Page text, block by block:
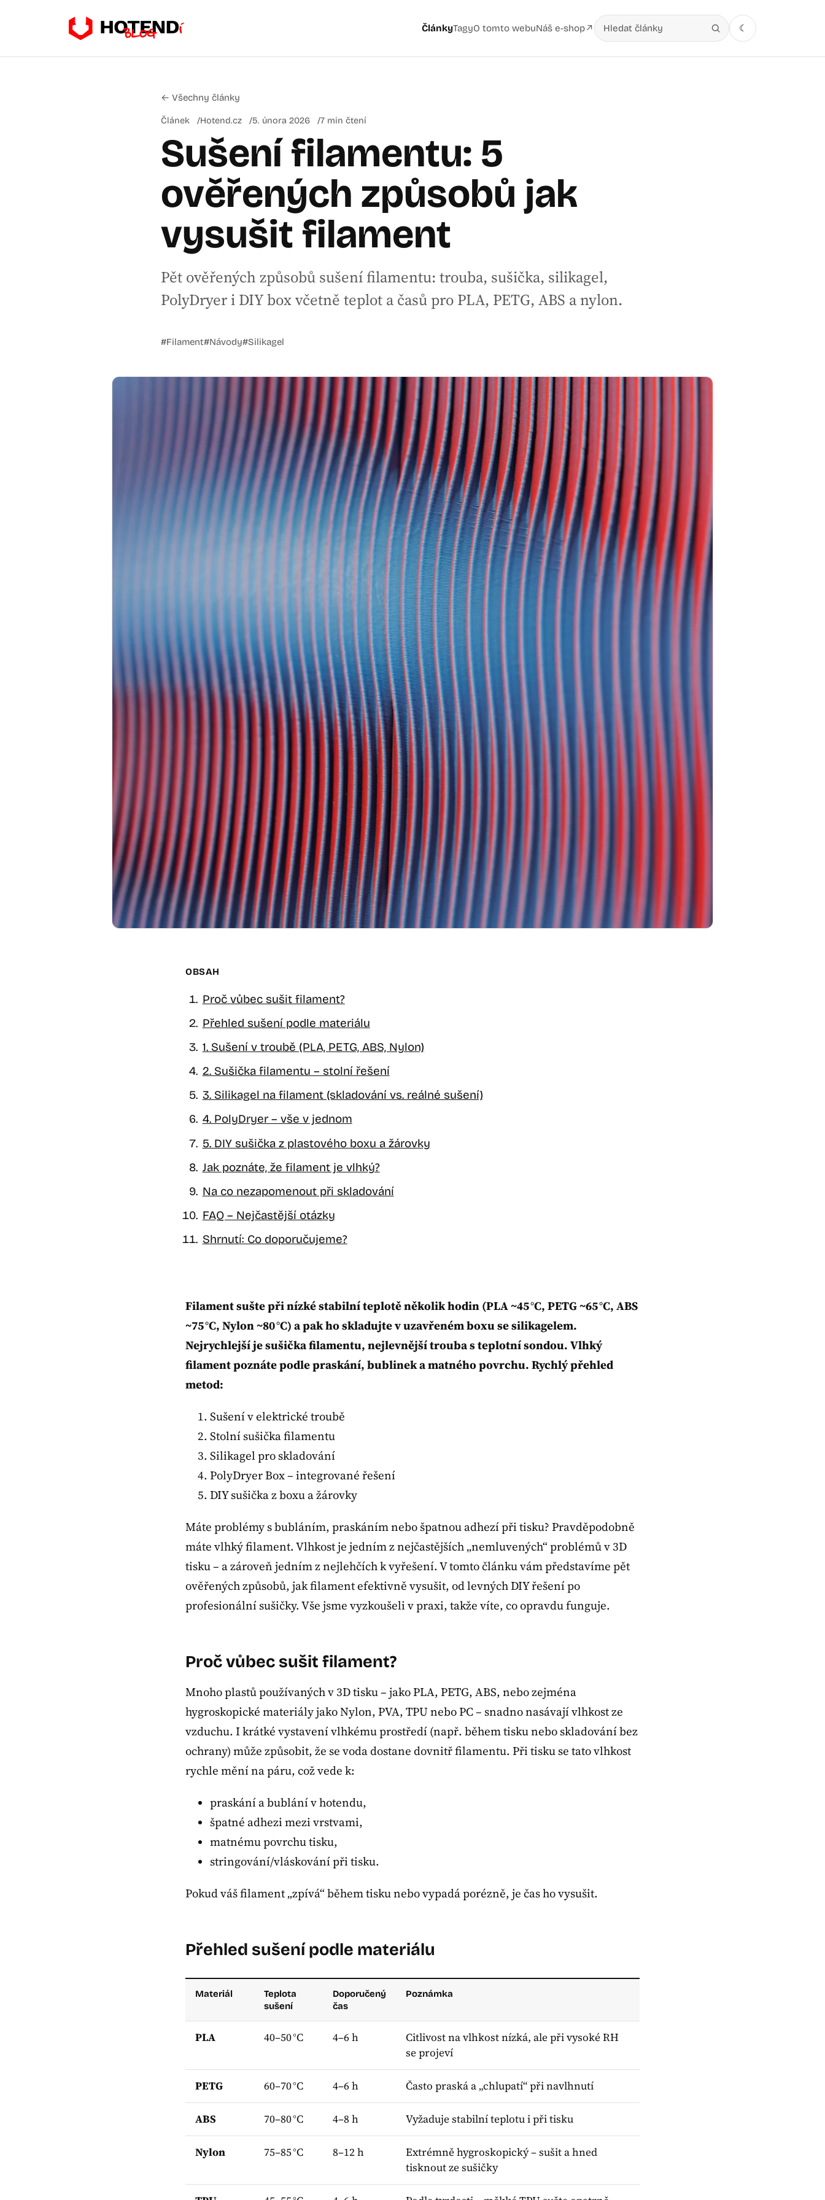
ČlánkyTagyO tomto webuNáš e-shop↗Hledat v článcích ☾
← Všechny články
Článek Hotend.cz 5. února 2026 7 min čtení
Sušení filamentu: 5
ověřených způsobů jak
vysušit filament
Pět ověřených způsobů sušení filamentu: trouba, sušička, silikagel,
PolyDryer i DIY box včetně teplot a časů pro PLA, PETG, ABS a nylon.
#Filament#Návody#Silikagel
OBSAH
Proč vůbec sušit filament?
Přehled sušení podle materiálu
1. Sušení v troubě (PLA, PETG, ABS, Nylon)
2. Sušička filamentu – stolní řešení
3. Silikagel na filament (skladování vs. reálné sušení)
4. PolyDryer – vše v jednom
5. DIY sušička z plastového boxu a žárovky
Jak poznáte, že filament je vlhký?
Na co nezapomenout při skladování
FAQ – Nejčastější otázky
Shrnutí: Co doporučujeme?
Filament sušte při nízké stabilní teplotě několik hodin (PLA ~45 °C, PETG ~65 °C, ABS
~75 °C, Nylon ~80 °C) a pak ho skladujte v uzavřeném boxu se silikagelem.
Nejrychlejší je sušička filamentu, nejlevnější trouba s teplotní sondou. Vlhký
filament poznáte podle praskání, bublinek a matného povrchu. Rychlý přehled
metod:
Sušení v elektrické troubě
Stolní sušička filamentu
Silikagel pro skladování
PolyDryer Box – integrované řešení
DIY sušička z boxu a žárovky
Máte problémy s bubláním, praskáním nebo špatnou adhezí při tisku? Pravděpodobně
máte vlhký filament. Vlhkost je jedním z nejčastějších „nemluvených“ problémů v 3D
tisku – a zároveň jedním z nejlehčích k vyřešení. V tomto článku vám představíme pět
ověřených způsobů, jak filament efektivně vysušit, od levných DIY řešení po
profesionální sušičky. Vše jsme vyzkoušeli v praxi, takže víte, co opravdu funguje.
Proč vůbec sušit filament?
Mnoho plastů používaných v 3D tisku – jako PLA, PETG, ABS, nebo zejména
hygroskopické materiály jako Nylon, PVA, TPU nebo PC – snadno nasávají vlhkost ze
vzduchu. I krátké vystavení vlhkému prostředí (např. během tisku nebo skladování bez
ochrany) může způsobit, že se voda dostane dovnitř filamentu. Při tisku se tato vlhkost
rychle mění na páru, což vede k:
praskání a bublání v hotendu,
špatné adhezi mezi vrstvami,
matnému povrchu tisku,
stringování/vláskování při tisku.
Pokud váš filament „zpívá“ během tisku nebo vypadá porézně, je čas ho vysušit.
Přehled sušení podle materiálu
Materiál
Teplota
sušení
Doporučený
čas
Poznámka
PLA 40–50 °C 4–6 h
Citlivost na vlhkost nízká, ale při vysoké RH
se projeví
PETG 60–70 °C 4–6 h Často praská a „chlupatí“ při navlhnutí
ABS 70–80 °C 4–8 h Vyžaduje stabilní teplotu i při tisku
Nylon 75–85 °C 8–12 h
Extrémně hygroskopický – sušit a hned
tisknout ze sušičky